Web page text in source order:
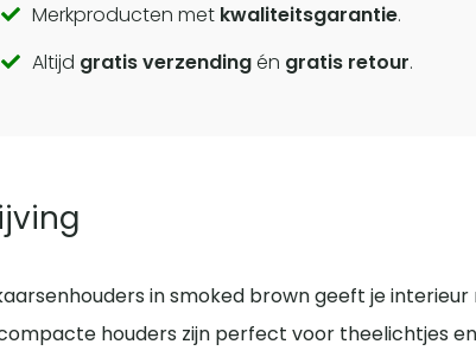
Call
to
Merkproducten met kwaliteitsgarantie.
Altijd gratis verzendingén gratis retour.
in smoked brown geeft je
houders zijn perfect voor theelichtjes